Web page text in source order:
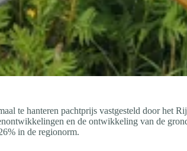
te hanteren pachtprijs vastgesteld door het
en de ontwikkeling van de
in de regionorm.